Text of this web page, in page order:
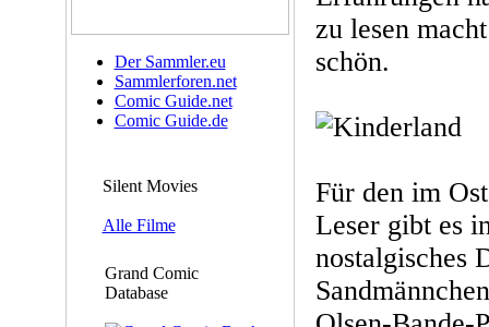
Der Sammler.eu
Sammlerforen.net
Comic Guide.net
Comic Guide.de
Silent Movies
Alle Filme
Grand Comic
Database
zu lesen
schön.
Für den im
Leser gibt es
nostalgisches